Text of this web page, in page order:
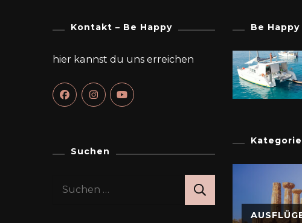
Kontakt – Be Happy
hier kannst du uns erreichen
Suchen
Suchen
Be